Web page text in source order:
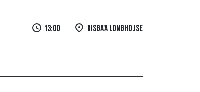
13:00 Nisga'a Longhouse